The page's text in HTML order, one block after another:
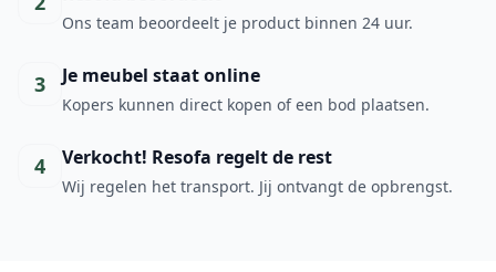
Ons team beoordeelt je product binnen 24 uur.
3 Je meubel staat online
Kopers kunnen direct kopen of een bod plaatsen.
4 Verkocht! Resofa regelt de rest
Wij regelen het transport. Jij ontvangt de opbrengst.